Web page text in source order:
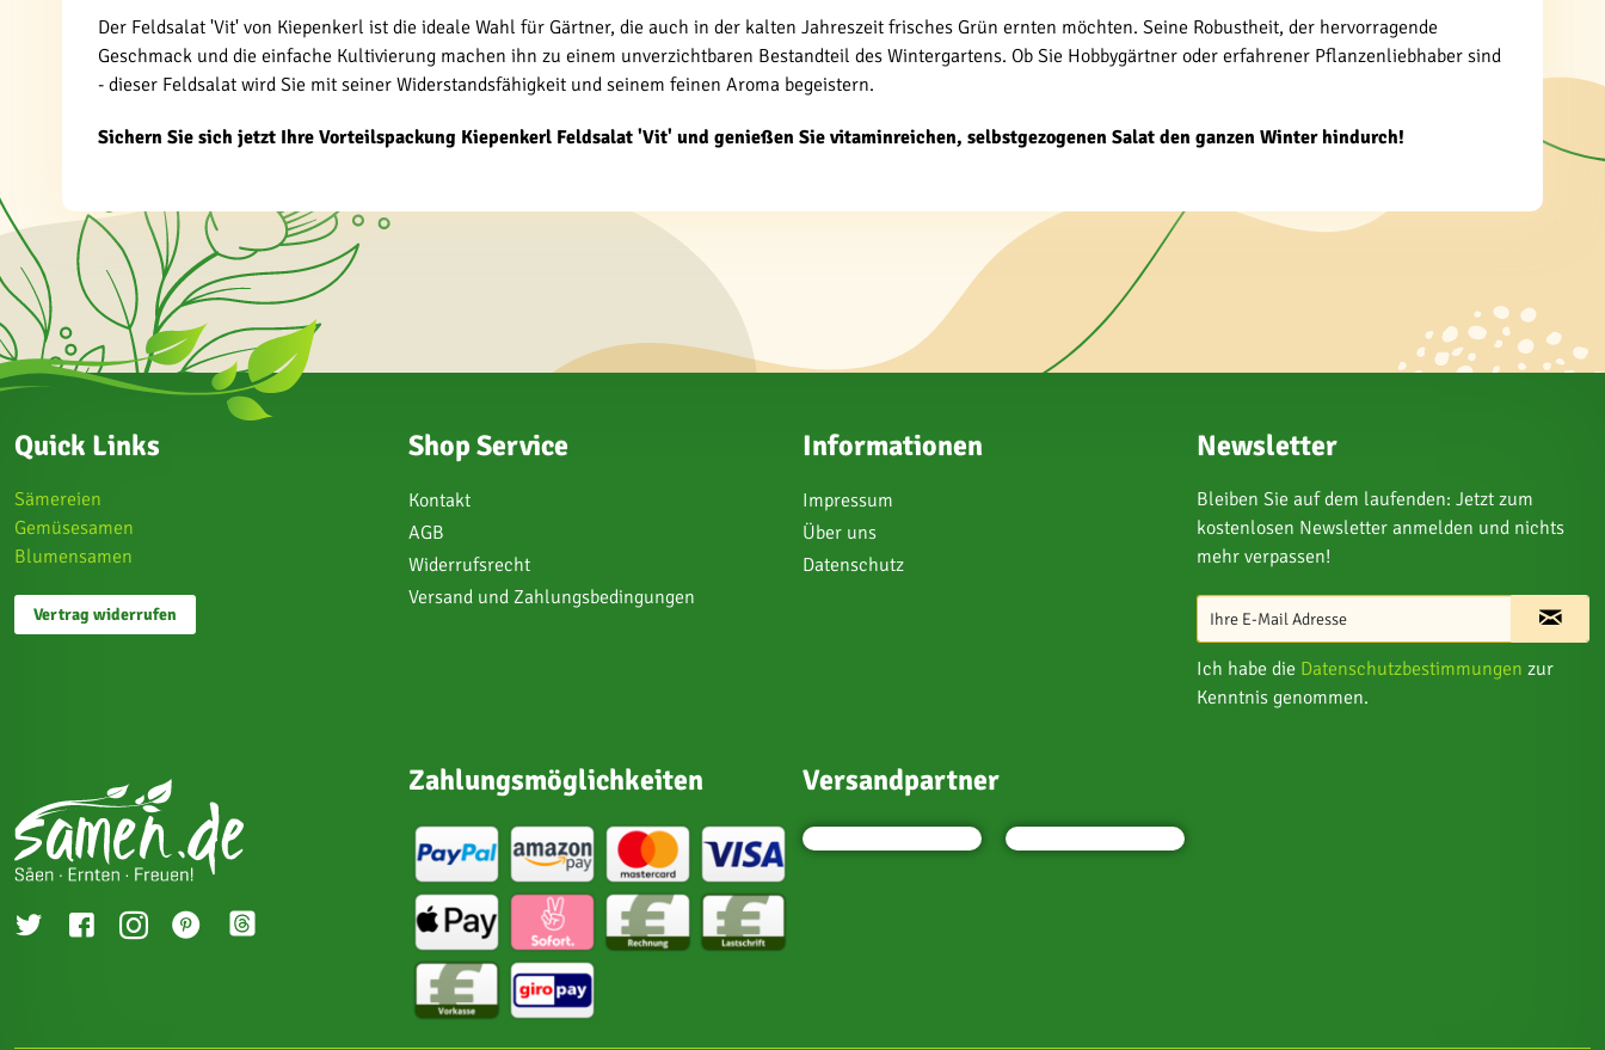
Der Feldsalat 'Vit' von Kiepenkerl ist die ideale Wahl für Gärtner, die auch in der kalten Jahreszeit frisches Grün ernten möchten. Seine Robustheit, der hervorragende
Geschmack und die einfache Kultivierung machen ihn zu einem unverzichtbaren Bestandteil des Wintergartens. Ob Sie Hobbygärtner oder erfahrener Pflanzenliebhaber sind
- dieser Feldsalat wird Sie mit seiner Widerstandsfähigkeit und seinem feinen Aroma begeistern.
Sichern Sie sich jetzt Ihre Vorteilspackung Kiepenkerl Feldsalat 'Vit' und genießen Sie vitaminreichen, selbstgezogenen Salat den ganzen Winter hindurch!
Quick Links
Sämereien
Gemüsesamen
Blumensamen
Vertrag widerrufen
Shop Service
Kontakt
AGB
Widerrufsrecht
Versand und Zahlungsbedingungen
Informationen
Impressum
Über uns
Datenschutz
Newsletter
Bleiben Sie auf dem laufenden: Jetzt zum
kostenlosen Newsletter anmelden und nichts
mehr verpassen!
Ich habe die Datenschutzbestimmungen zur
Kenntnis genommen.
Zahlungsmöglichkeiten Versandpartner